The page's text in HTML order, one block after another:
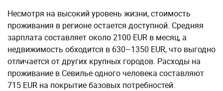
Несмотря на высокий уровень жизни, стоимость
проживания в регионе остается доступной. Средняя
зарплата составляет около 2100 EUR в месяц, а
недвижимость обходится в 630–1350 EUR, что выгодно
отличается от других крупных городов. Расходы на
проживание в Севилье одного человека составляют
715 EUR на покрытие базовых потребностей.